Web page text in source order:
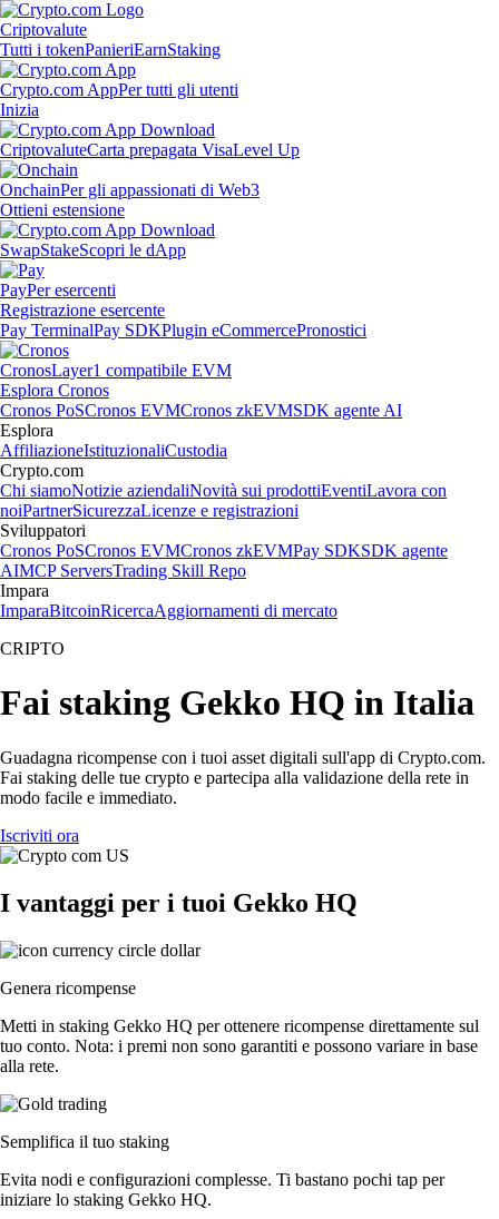
Criptovalute
Tutti i tokenPanieriEarnStaking
Crypto.com AppPer tutti gli utenti
Inizia
CriptovaluteCarta prepagata VisaLevel Up
OnchainPer gli appassionati di Web3
Ottieni estensione
SwapStakeScopri le dApp
PayPer esercenti
Registrazione esercente
Pay TerminalPay SDKPlugin eCommercePronostici
CronosLayer1 compatibile EVM
Esplora Cronos
Cronos PoSCronos EVMCronos zkEVMSDK agente AI
Esplora
AffiliazioneIstituzionaliCustodia
Crypto.com
Chi siamoNotizie aziendaliNovità sui prodottiEventiLavora con
noiPartnerSicurezzaLicenze e registrazioni
Sviluppatori
Cronos PoSCronos EVMCronos zkEVMPay SDKSDK agente
AIMCP ServersTrading Skill Repo
Impara
ImparaBitcoinRicercaAggiornamenti di mercato
CRIPTO
Fai staking Gekko HQ in Italia
Guadagna ricompense con i tuoi asset digitali sull'app di Crypto.com.
Fai staking delle tue crypto e partecipa alla validazione della rete in
modo facile e immediato.
Iscriviti ora
I vantaggi per i tuoi Gekko HQ
Genera ricompense
Metti in staking Gekko HQ per ottenere ricompense direttamente sul
tuo conto. Nota: i premi non sono garantiti e possono variare in base
alla rete.
Semplifica il tuo staking
Evita nodi e configurazioni complesse. Ti bastano pochi tap per
iniziare lo staking Gekko HQ.